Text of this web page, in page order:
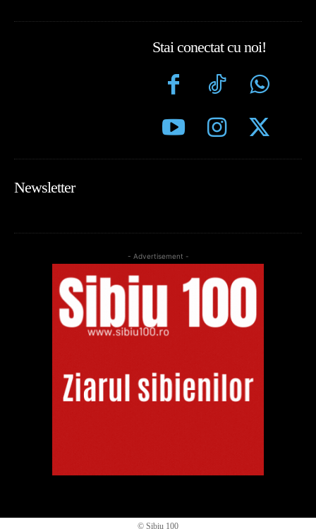
Stai conectat cu noi!
Newsletter
- Advertisement -
© Sibiu 100